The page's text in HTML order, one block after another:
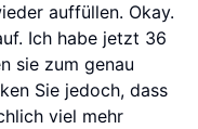
auffüllen. Okay.
Ich habe jetzt 36
sie zum genau
Sie jedoch, dass
viel mehr